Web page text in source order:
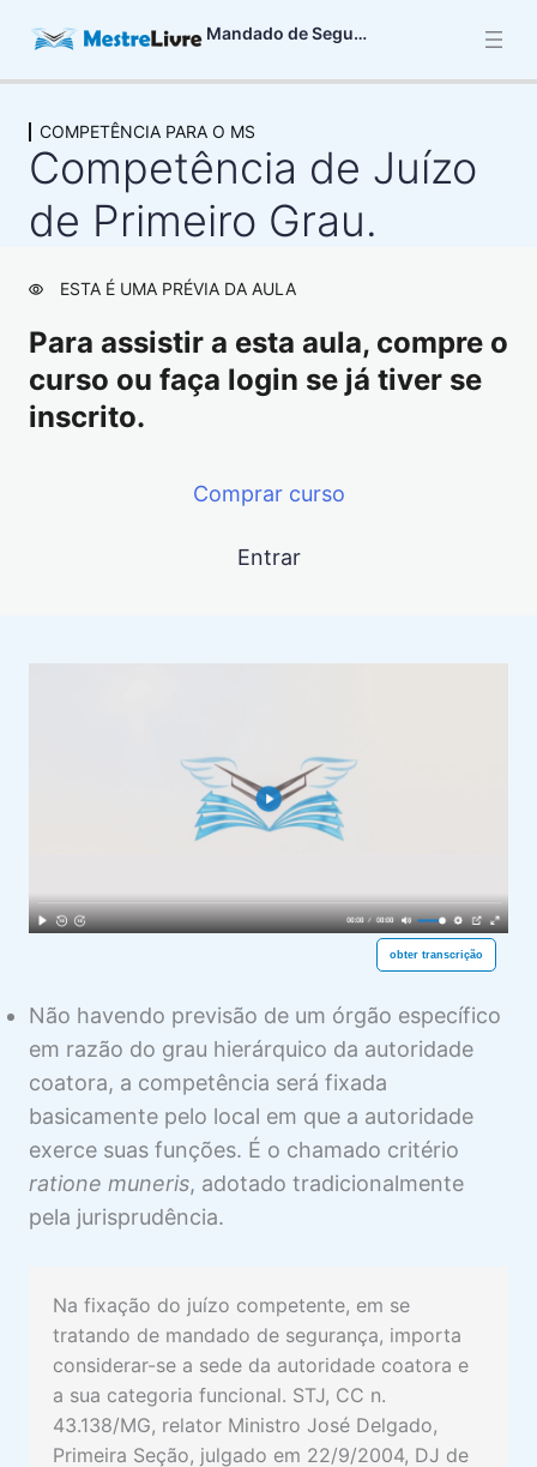
Mandado de Segurança
CARACTERÍSTICAS BÁSICAS DO MS
3 aulas
DIREITO LÍQUIDO E CERTO NO MS
6 aulas
13 aulas
PRAZO PARA IMPETRAR O MS
4 aulas
LEGITIMAÇÃO ATIVA NO MS
4 aulas
AUTORIDADE COATORA E
Competência Originária de TRF e de TJ
Competência de Juízo de Primeiro Grau.
INTERVENÇÃO DO MINISTÉRIO
1 aula
DESISTÊNCIA DO MS
MS
6 aulas
SENTENÇA DE CONCESSÃO DA
SEGURANÇA
3 aulas
SENTENÇA DE DENEGAÇÃO DA
SEGURANÇA
2 aulas
HONORÁRIOS ADVOCATÍCIOS NO
MS
1 aula
SUSPENSÃO DA EXECUÇÃO NO MS
COMPETÊNCIA PARA O MS
Competência de Juízo
de Primeiro Grau.
ESTA É UMA PRÉVIA DA AULA
Para assistir a esta aula, compre o
curso ou faça login se já tiver se
inscrito.
Comprar curso
Entrar
obter transcrição
Não havendo previsão de um órgão específico
em razão do grau hierárquico da autoridade
coatora, a competência será fixada
basicamente pelo local em que a autoridade
exerce suas funções. É o chamado critério
ratione muneris, adotado tradicionalmente
pela jurisprudência.
Na fixação do juízo competente, em se
tratando de mandado de segurança, importa
considerar-se a sede da autoridade coatora e
a sua categoria funcional. STJ, CC n.
43.138/MG, relator Ministro José Delgado,
Primeira Seção, julgado em 22/9/2004, DJ de